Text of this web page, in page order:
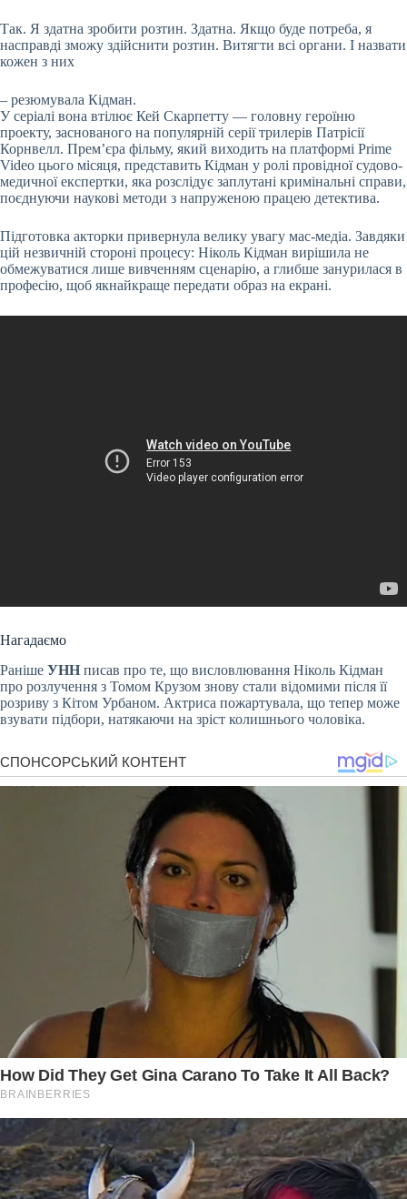
Так. Я здатна зробити розтин. Здатна. Якщо буде потреба, я
насправді зможу здійснити розтин. Витягти всі органи. І назвати
кожен з них
– резюмувала Кідман.
У серіалі вона втілює Кей Скарпетту — головну героїню
проекту, заснованого на популярній серії трилерів Патрісії
Корнвелл. Прем’єра фільму, який виходить на платформі Prime
Video цього місяця, представить Кідман у ролі провідної судово-
медичної експертки, яка розслідує заплутані кримінальні справи,
поєднуючи наукові методи з напруженою працею детектива.
Підготовка акторки привернула велику увагу мас-медіа. Завдяки
цій незвичній стороні процесу: Ніколь Кідман вирішила не
обмежуватися лише вивченням сценарію, а глибше занурилася в
професію, щоб якнайкраще передати образ на екрані.
Нагадаємо
Раніше УНН писав про те, що висловлювання Ніколь Кідман
про розлучення з Томом Крузом знову стали відомими після її
розриву з Кітом Урбаном. Актриса пожартувала, що тепер може
взувати підбори, натякаючи на зріст колишнього чоловіка.